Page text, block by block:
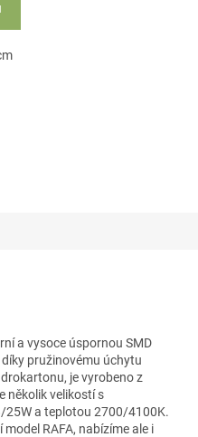
a vysoce úspornou SMD
pružinovému úchytu
je vyrobeno z
několik velikostí s
a teplotou 2700/4100K.
RAFA, nabízíme ale i